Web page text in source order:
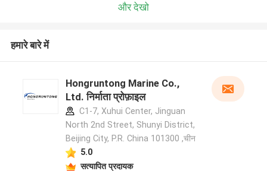
और देखो
हमारे बारे में
Hongruntong Marine Co.,
Ltd. निर्माता प्रोफ़ाइल
C1-7, Xuhui Center, Jinguan
North 2nd Street, Shunyi District,
Beijing City, P.R. China 101300 ,चीन
5.0
सत्यापित प्रदायक